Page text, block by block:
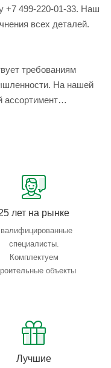
+7 499-220-01-33. Наш
всех деталей.
требованиям
На нашей
ассортимент
лет на рынке
специалисты.
Комплектуем
объекты
Лучшие